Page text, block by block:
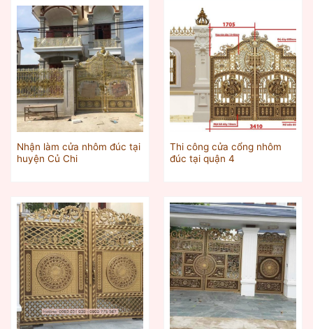
Nhận làm cửa nhôm đúc tại
huyện Củ Chi
Thi công cửa cổng nhôm
đúc tại quận 4